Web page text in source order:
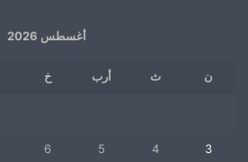
أغسطس 2026
ن ث أرب خ
3
4
5
6